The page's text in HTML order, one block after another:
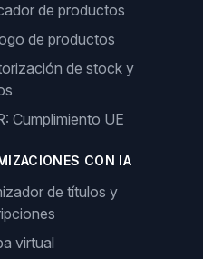
de productos
de productos
de stock y
Cumplimiento UE
CON IA
de títulos y
virtual